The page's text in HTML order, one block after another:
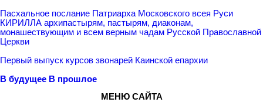
Пасхальное послание Патриарха Московского всея Руси
КИРИЛЛА архипастырям, пастырям, диаконам,
монашествующим и всем верным чадам Русской Православной
Церкви
Первый выпуск курсов звонарей Каинской епархии
В будущее В прошлое
МЕНЮ САЙТА